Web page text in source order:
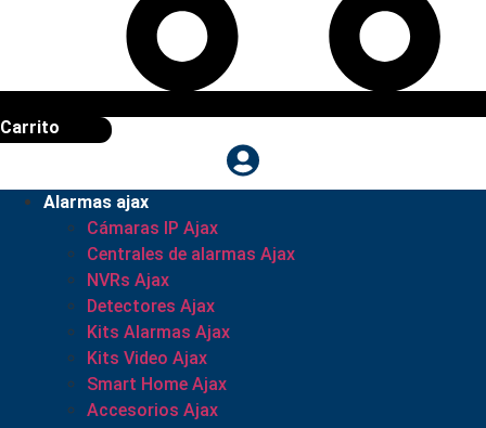
Carrito
Alarmas ajax
Cámaras IP Ajax
Centrales de alarmas Ajax
NVRs Ajax
Detectores Ajax
Kits Alarmas Ajax
Kits Video Ajax
Smart Home Ajax
Accesorios Ajax